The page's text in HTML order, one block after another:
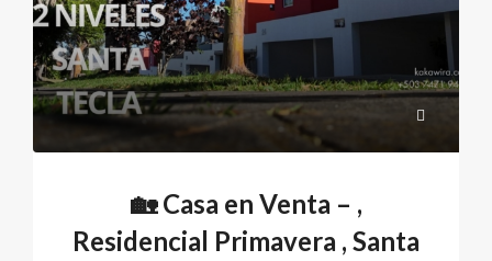
🏡 Casa en Venta – ,
Residencial Primavera , Santa